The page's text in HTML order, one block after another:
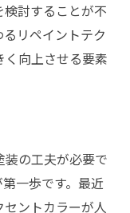
討することが不
リペイントテク
向上させる要素
の工夫が必要で
一歩です。最近
ントカラーが人